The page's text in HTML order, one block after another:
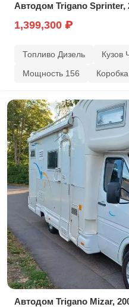
Автодом Trigano Sprinter,
1,399,300 ₽
Топливо Дизель
Кузов
Мощность 156
Автодом Trigano Mizar,